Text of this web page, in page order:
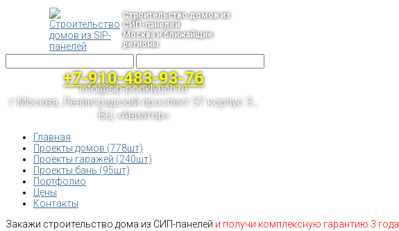
Строительство домов из
СИП-панелей
Москва и ближайщие
регионы
+7-910-483-93-76
info@sip-podklyuch.ru
г.Москва, Ленинградский проспект 37 корпус 3 ,
БЦ «Авиатор»
Главная
Проекты домов (778шт)
Проекты гаражей (240шт)
Проекты бань (95шт)
Портфолио
Цены
Контакты
Закажи строительство дома из СИП-панелей и получи комплексную гарантию 3 года